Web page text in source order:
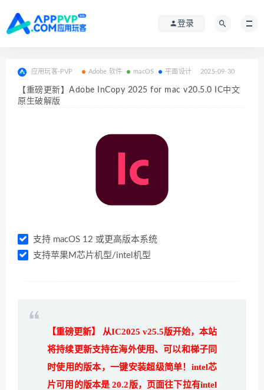
登录
应用玩客-PVP Adobe 软件 macOS 平面设计 2025-09-30
【重磅更新】Adobe InCopy 2025 for mac v20.5.0 IC中文
原生破解版
支持 macOS 12 或更高版本系统
支持苹果M芯片机型/intel机型
【重磅更新】 从IC2025 v25.5版开始，本站
将持续更新支持在海外使用、可以和梯子同
时使用的版本，一键安装超级简单！ intel芯
片可用的版本是 20.2版，页面往下拉有intel